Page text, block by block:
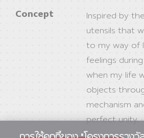
Concept
Inspired by
utensils that
to my way of
feelings
when my life
objects
mechanism
perfect unity.